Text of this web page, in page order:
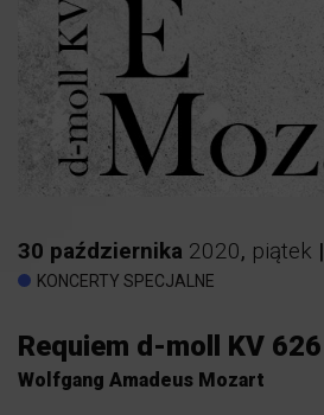
30 października 2020, piątek |
KONCERTY SPECJALNE
Requiem d-moll KV 626
Wolfgang Amadeus Mozart